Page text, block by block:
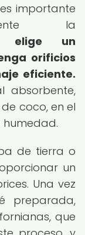
importante
la
elige un
orificios
eficiente.
absorbente,
coco, en el
de tierra o
un
Una vez
preparada,
que